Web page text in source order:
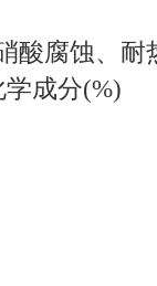
酸腐蚀、耐
成分(%)